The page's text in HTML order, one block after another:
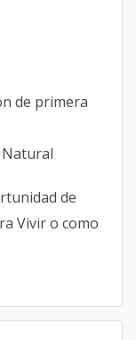
de primera
de
Vivir o como